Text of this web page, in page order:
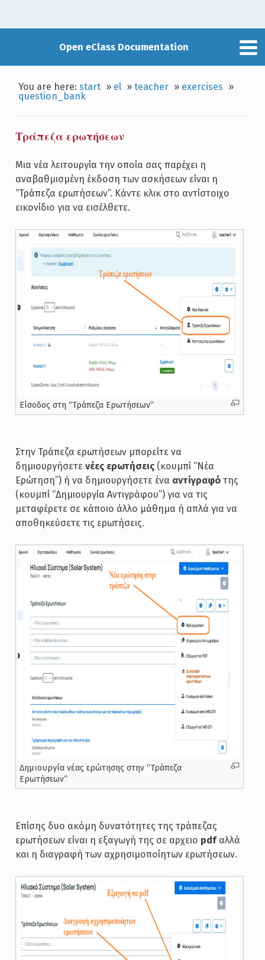
Open eClass Documentation
You are here:start » el »teacher » exercises »
question_bank
Τράπεζα ερωτήσεων
Μια νέα λειτουργία την οποία σας παρέχει η
αναβαθμισμένη έκδοση των ασκήσεων είναι η
“Τράπεζα ερωτήσεων”. Κάντε κλικ στο αντίστοιχο
εικονίδιο για να εισέλθετε.
Είσοδος στη “Τράπεζα Ερωτήσεων”
Στην Τράπεζα ερωτήσεων μπορείτε να
δημιουργήσετε νέες ερωτήσεις(κουμπί “Νέα
Ερώτηση”) ή να δημιουργήσετε ένα αντίγραφότης
(κουμπί “Δημιουργία Αντιγράφου”) για να τις
μεταφέρετε σε κάποιο άλλο μάθημα ή απλά για να
αποθηκεύσετε τις ερωτήσεις.
Δημιουργία νέας ερώτησης στην “Τράπεζα
Ερωτήσεων”
Επίσης δυο ακόμη δυνατότητες της τράπεζας
ερωτήσεων είναι η εξαγωγή της σε αρχειο pdfαλλά
και η διαγραφή των αχρησιμοποίητων ερωτήσεων.